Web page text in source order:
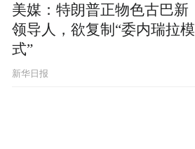
美媒：特朗普正物色古巴新
领导人，欲复制“委内瑞拉模
式”
新华日报